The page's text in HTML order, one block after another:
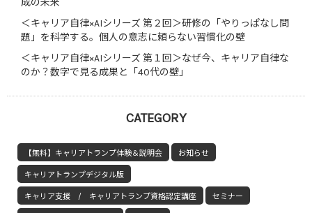
成の未来
＜キャリア自律×AIシリーズ 第２回＞研修の「やりっぱなし問
題」を科学する。個人の意志に頼らない習慣化の壁
＜キャリア自律×AIシリーズ 第１回＞なぜ今、キャリア自律な
のか？数字で見る成果と「40代の壁」
CATEGORY
【無料】キャリアトランプ体験＆説明会 お知らせ
キャリアトランプデジタル版
キャリア支援 / キャリアトランプ資格認定講座 セミナー